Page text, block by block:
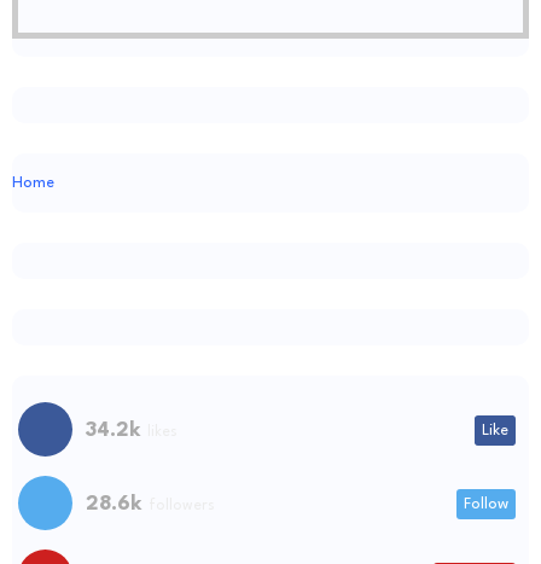
Home
34.2k Like
28.6k Follow